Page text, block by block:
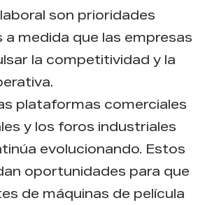
son prioridades
medida que las empresas
la competitividad y la
plataformas comerciales
y los foros industriales
evolucionando. Estos
oportunidades para que
de máquinas de película